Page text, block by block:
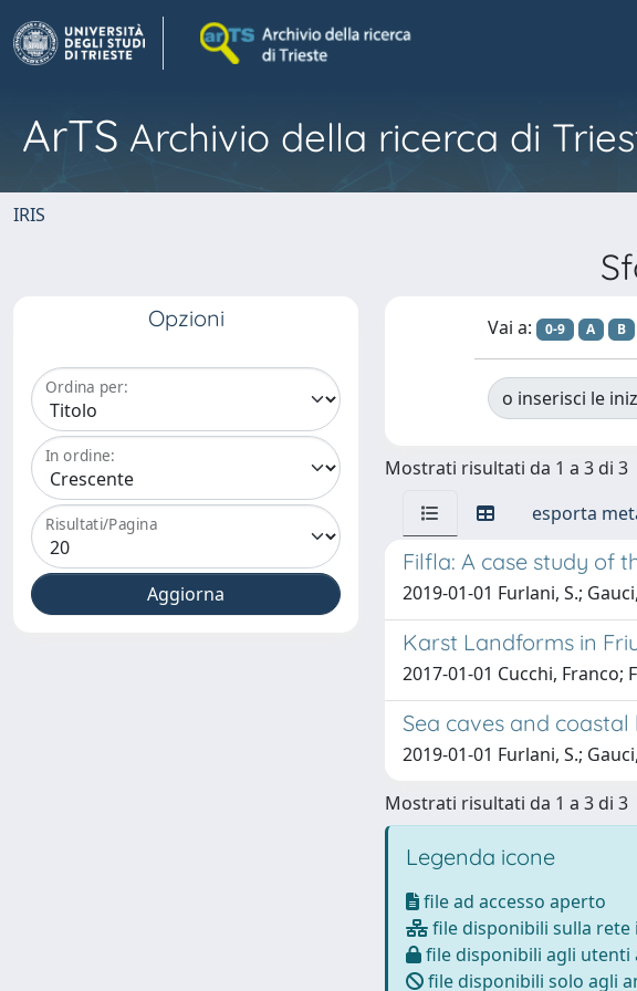
ArTS Archivio della ricerca di
IRIS
Opzioni
Ordina per:
In ordine:
Risultati/Pagina
Vai a: 0-9 A B
o inserisci le
Mostrati risultati da 1 a 3 di 3
esporta
Filfla: A case study of
2019-01-01 Furlani, S.;
Karst Landforms in
2017-01-01 Cucchi, Franco;
Sea caves and
2019-01-01 Furlani, S.;
Mostrati risultati da 1 a 3 di 3
Legenda icone
file ad accesso aperto
file disponibili sulla rete
file disponibili agli utenti
file disponibili solo agli